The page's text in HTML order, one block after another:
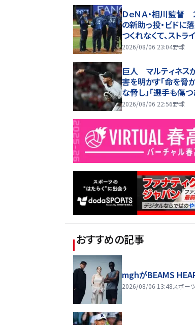
ＤｅＮＡ・相川監督
の新助っ投・ビドに
つくれなくて、スト
ない」２軍再調整を明
2026/08/06 23:04野球
巨人 マルティネス
害を明かす「命を脅
な脅し」「選手も傷
は全く関係ない存在な
2026/08/06 22:56野球
おすすめの記事
mghがBEAMS
2026/08/06 13:48スポー